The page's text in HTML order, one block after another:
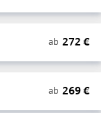
ab 272 €
ab 269€